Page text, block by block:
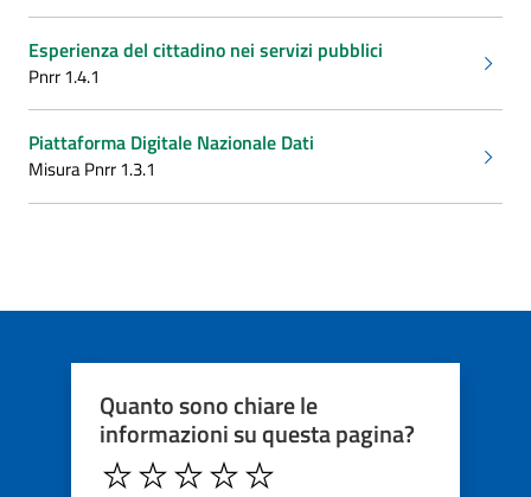
Esperienza del cittadino nei servizi pubblici
Pnrr 1.4.1
Piattaforma Digitale Nazionale Dati
Misura Pnrr 1.3.1
Quanto sono chiare le
informazioni su questa pagina?